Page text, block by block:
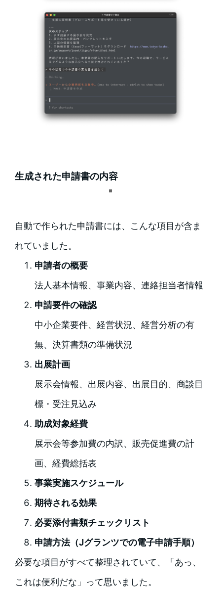
生成された申請書の内容
自動で作られた申請書には、こんな項目が含ま
れていました。
申請者の概要
法人基本情報、事業内容、連絡担当者情報
申請要件の確認
中小企業要件、経営状況、経営分析の有
無、決算書類の準備状況
出展計画
展示会情報、出展内容、出展目的、商談目
標・受注見込み
助成対象経費
展示会等参加費の内訳、販売促進費の計
画、経費総括表
事業実施スケジュール
期待される効果
必要添付書類チェックリスト
申請方法（Jグランツでの電子申請手順）
必要な項目がすべて整理されていて、「あっ、
これは便利だな」って思いました。